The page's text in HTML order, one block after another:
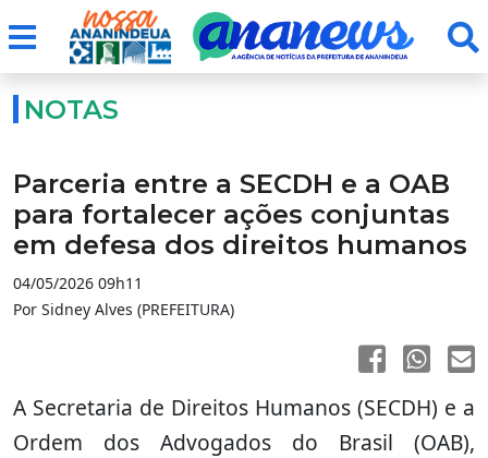
NOTAS
Parceria entre a SECDH e a OAB
para fortalecer ações conjuntas
em defesa dos direitos humanos
04/05/2026 09h11
Por Sidney Alves (PREFEITURA)
A Secretaria de Direitos Humanos (SECDH) e a
Ordem dos Advogados do Brasil (OAB),